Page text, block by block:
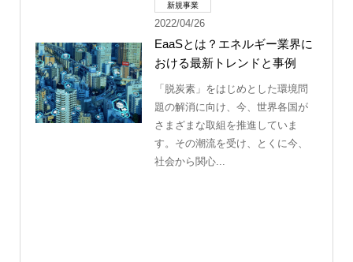
新規事業
2022/04/26
EaaSとは？エネルギー業界に
おける最新トレンドと事例
「脱炭素」をはじめとした環境問
題の解消に向け、今、世界各国が
さまざまな取組を推進していま
す。その潮流を受け、とくに今、
社会から関心...